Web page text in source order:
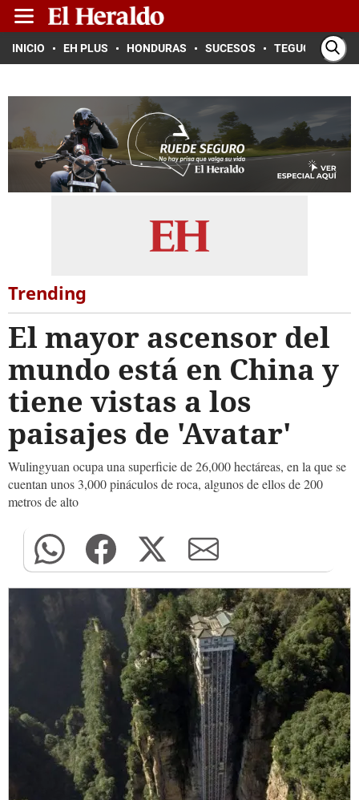
INICIO EH PLUS HONDURAS SUCESOS TEGUCIGALPA
Trending
El mayor ascensor del
mundo está en China y
tiene vistas a los
paisajes de 'Avatar'
Wulingyuan ocupa una superficie de 26,000 hectáreas, en la que se
cuentan unos 3,000 pináculos de roca, algunos de ellos de 200
metros de alto